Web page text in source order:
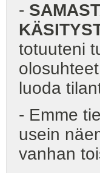
-
totuuteni
luoda
- Emme
usein
vanhan